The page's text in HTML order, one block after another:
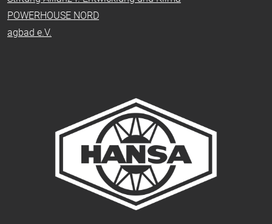
POWERHOUSE NORD
agbad e.V.